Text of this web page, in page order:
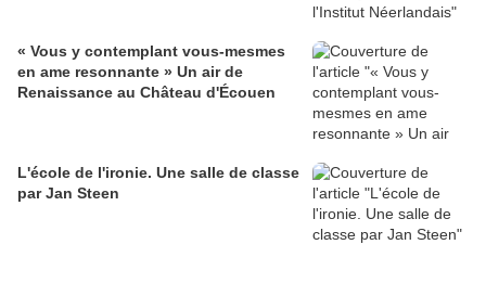
« Vous y contemplant vous-mesmes
en ame resonnante » Un air de
Renaissance au Château d'Écouen
L'école de l'ironie. Une salle de classe
par Jan Steen